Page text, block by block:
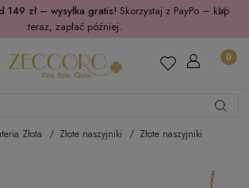
149 zł – wysyłka gratis! Skorzystaj z PayPo – kup
teraz, zapłać później.
Złota Złote naszyjniki
Złote naszyjniki